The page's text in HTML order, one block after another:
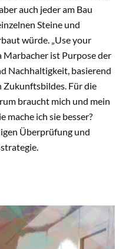
auch jeder am Bau
Steine und
würde. „Use your
Marbacher ist Purpose der
Nachhaltigkeit, basierend
Zukunftsbildes. Für die
braucht mich und mein
mache ich sie besser?
Überprüfung und